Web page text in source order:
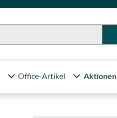
Office-Artikel Aktionen